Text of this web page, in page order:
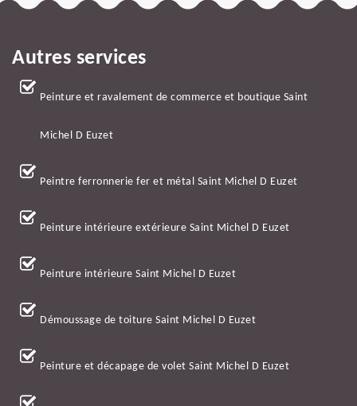
Autres services
Peinture et ravalement de commerce et boutique Saint
Michel D Euzet
Peintre ferronnerie fer et métal Saint Michel D Euzet
Peinture intérieure extérieure Saint Michel D Euzet
Peinture intérieure Saint Michel D Euzet
Démoussage de toiture Saint Michel D Euzet
Peinture et décapage de volet Saint Michel D Euzet